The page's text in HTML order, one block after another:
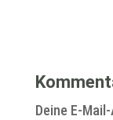
Deine E-